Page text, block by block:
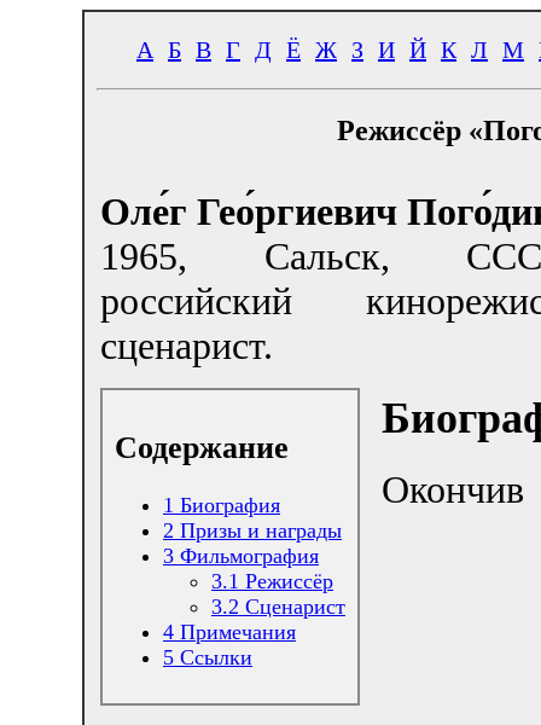
А Б В Г Д Ё Ж З И Й К Л М
Режиссёр
Оле́г Гео́ргиевич
1965, Сальск,
российский
сценарист.
Содержание
1 Биография
2 Призы и награды
3 Фильмография
3.1 Режиссёр
3.2 Сценарист
4 Примечания
5 Ссылки
Окончив